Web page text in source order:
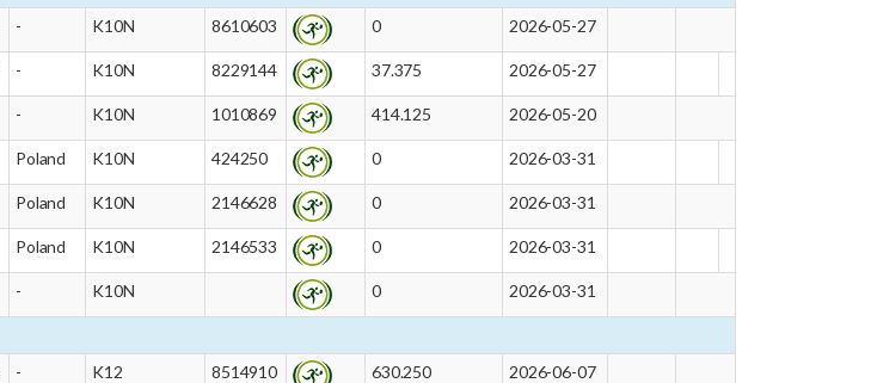
- K10N 8610603 0 2026-05-27
- K10N 8229144 37.375 2026-05-27
- K10N 1010869 414.125 2026-05-20
Poland K10N 424250 0 2026-03-31
Poland K10N 2146628 0 2026-03-31
Poland K10N 2146533 0 2026-03-31
- K10N 0 2026-03-31
- K12 8514910 630.250 2026-06-07